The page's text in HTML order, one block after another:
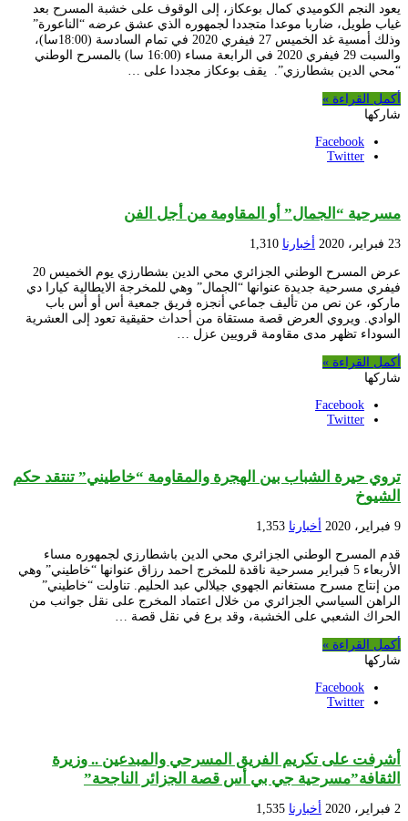
يعود النجم الكوميدي كمال بوعكاز، إلى الوقوف على خشبة المسرح بعد
غياب طويل، ضاربا موعدا متجددا لجمهوره الذي عشق عرضه “الناعورة”
وذلك أمسية غد الخميس 27 فيفري 2020 في تمام السادسة (18:00سا)،
والسبت 29 فيفري 2020 في الرابعة مساء (16:00 سا) بالمسرح الوطني
“محي الدين بشطارزي”. يقف بوعكاز مجددا على …
أكمل القراءة »
شاركها
Facebook
Twitter
مسرحية “الجمال” أو المقاومة من أجل الفن
23 فبراير، 2020 أخبارنا 1,310
عرض المسرح الوطني الجزائري محي الدين بشطارزي يوم الخميس 20
فيفري مسرحية جديدة عنوانها “الجمال” وهي للمخرجة الايطالية كيارا دي
ماركو، عن نص من تأليف جماعي أنجزه فريق جمعية أس أو أس باب
الوادي. ويروي العرض قصة مستقاة من أحداث حقيقية تعود إلى العشرية
السوداء تظهر مدى مقاومة قرويين عزل …
أكمل القراءة »
شاركها
Facebook
Twitter
تروي حيرة الشباب بين الهجرة والمقاومة “خاطيني” تنتقد حكم
الشيوخ
9 فبراير، 2020 أخبارنا 1,353
قدم المسرح الوطني الجزائري محي الدين باشطارزي لجمهوره مساء
الأربعاء 5 فبراير مسرحية ناقدة للمخرج احمد رزاق عنوانها “خاطيني” وهي
من إنتاج مسرح مستغانم الجهوي جيلالي عبد الحليم. تناولت “خاطيني”
الراهن السياسي الجزائري من خلال اعتماد المخرج على نقل جوانب من
الحراك الشعبي على الخشبة، وقد برع في نقل قصة …
أكمل القراءة »
شاركها
Facebook
Twitter
أشرفت على تكريم الفريق المسرحي والمبدعين .. وزيرة
الثقافة”مسرحية جي بي أس قصة الجزائر الناجحة”
2 فبراير، 2020 أخبارنا 1,535